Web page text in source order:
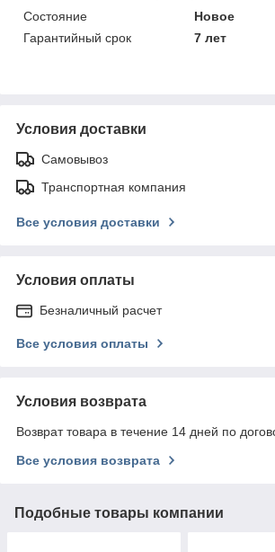
Состояние
Новое
Гарантийный срок
7 лет
Условия доставки
Самовывоз
Транспортная компания
Все условия доставки
Условия оплаты
Безналичный расчет
Все условия оплаты
Условия возврата
Возврат товара в течение 14 дней по
Все условия возврата
Подобные товары компании